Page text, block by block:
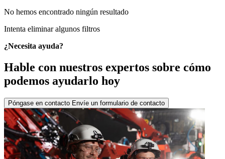
No hemos encontrado ningún resultado
Intenta eliminar algunos filtros
¿Necesita ayuda?
Hable con nuestros expertos sobre cómo
podemos ayudarlo hoy
Póngase en contacto Envíe un formulario de contacto